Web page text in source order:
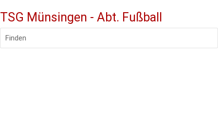
TSG Münsingen - Abt. Fußball
Finden